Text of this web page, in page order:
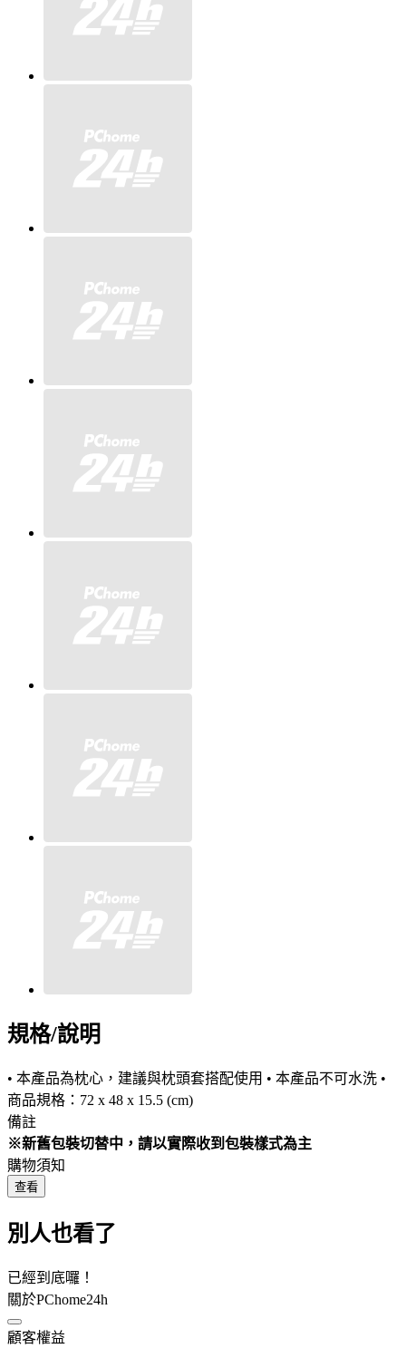
規格/說明
• 本產品為枕心，建議與枕頭套搭配使用 • 本產品不可水洗 •
商品規格：72 x 48 x 15.5 (cm)
備註
※新舊包裝切替中，請以實際收到包裝樣式為主
購物須知
查看
別人也看了
已經到底囉！
關於PChome24h
顧客權益